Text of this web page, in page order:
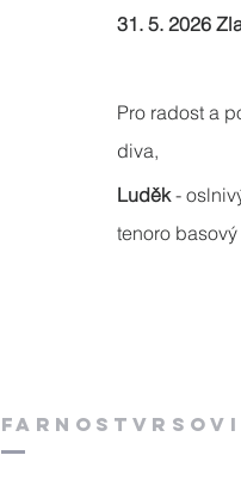
31. 5. 2026
Pro radost a
diva,
Luděk -
tenoro